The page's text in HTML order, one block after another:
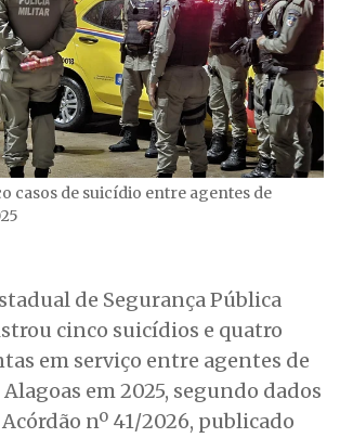
casos de suicídio entre agentes de
de Segurança Pública
cinco suicídios e quatro
em serviço entre agentes de
em 2025, segundo dados
nº 41/2026, publicado